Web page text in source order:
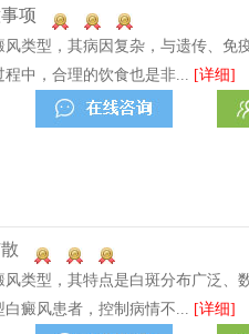
项
类型，其病因复杂，与遗传、免
中，合理的饮食也是非... [详细]
类型，其特点是白斑分布广泛、
癜风患者，控制病情不... [详细]